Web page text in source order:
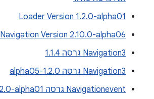
Loader Version 1.2.0-alpha01
Navigation Version 2.10.0-alpha06
Navigation3 גרסה 1.1.4
Navigation3 גרסה 1.2.0-alpha05
Navigationevent גרסה ‎1.2.0-alpha01